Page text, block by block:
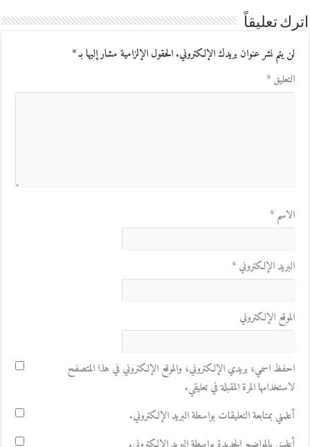
اترك تعليقاً
لن يتم نشر عنوان بريدك الإلكتروني.الحقول الإلزامية مشار إليها بـ*
التعليق*
الاسم*
البريد الإلكتروني*
الموقع الإلكتروني
احفظ اسمي، بريدي الإلكتروني، والموقع الإلكتروني في هذا المتصفح
لاستخدامها المرة المقبلة في تعليقي.
أعلمني بمتابعة التعليقات بواسطة البريد الإلكتروني.